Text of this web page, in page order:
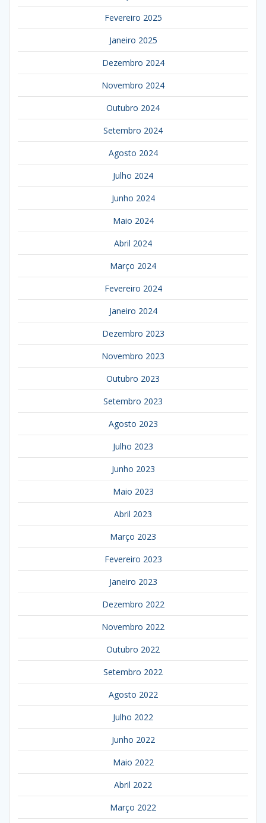
Fevereiro 2025
Janeiro 2025
Dezembro 2024
Novembro 2024
Outubro 2024
Setembro 2024
Agosto 2024
Julho 2024
Junho 2024
Maio 2024
Abril 2024
Março 2024
Fevereiro 2024
Janeiro 2024
Dezembro 2023
Novembro 2023
Outubro 2023
Setembro 2023
Agosto 2023
Julho 2023
Junho 2023
Maio 2023
Abril 2023
Março 2023
Fevereiro 2023
Janeiro 2023
Dezembro 2022
Novembro 2022
Outubro 2022
Setembro 2022
Agosto 2022
Julho 2022
Junho 2022
Maio 2022
Abril 2022
Março 2022